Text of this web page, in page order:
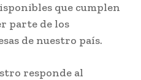
que cumplen
parte de los
de nuestro país.
responde al